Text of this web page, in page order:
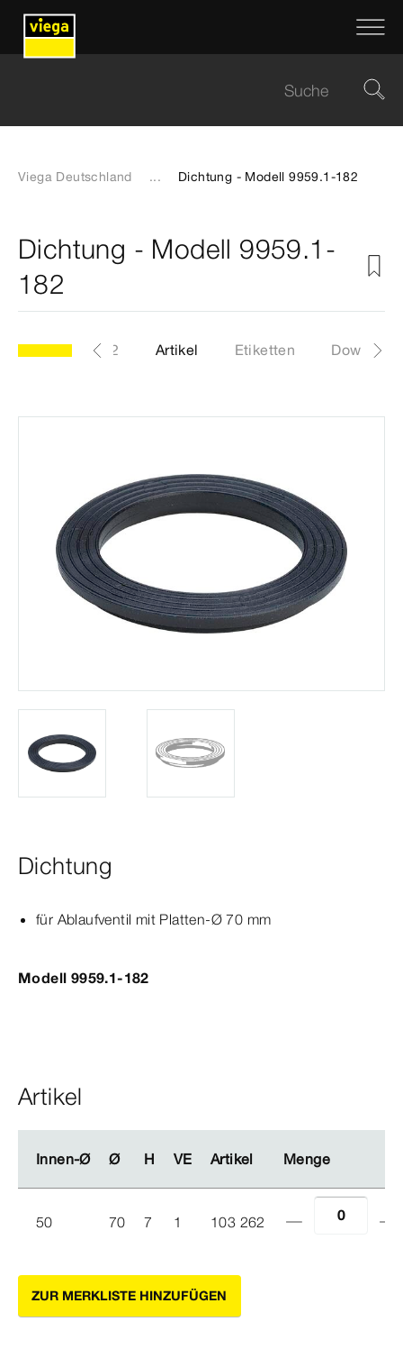
Viega Deutschland ... Dichtung - Modell 9959.1-182
Dichtung - Modell 9959.1-
182
9959.1-182 Artikel Etiketten
Dichtung
für Ablaufventil mit Platten-Ø70 mm
Modell 9959.1-182
Artikel
Innen-Ø Ø H VE Artikel Menge
Innen-Ø Ø H VE Artikel Menge
50 70 7 1 103 262
ZUR MERKLISTE HINZUFÜGEN